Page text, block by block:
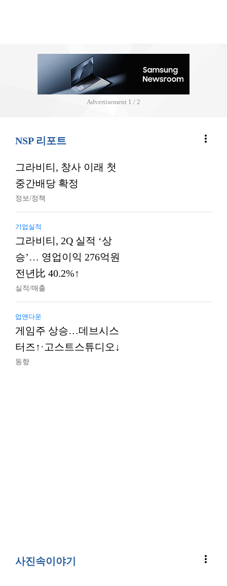
Advertisement 2 / 2
NSP 리포트 more_vert
그라비티, 창사 이래 첫
중간배당 확정
정보/정책
기업실적
그라비티, 2Q 실적 ‘상
승’… 영업이익 276억원
전년比 40.2%↑
실적/매출
업앤다운
게임주 상승…데브시스
터즈↑·고스트스튜디오↓
동향
사진속이야기 more_vert